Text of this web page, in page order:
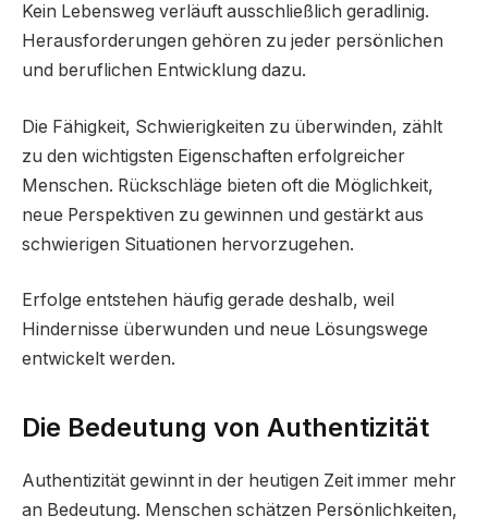
Kein Lebensweg verläuft ausschließlich geradlinig.
Herausforderungen gehören zu jeder persönlichen
und beruflichen Entwicklung dazu.
Die Fähigkeit, Schwierigkeiten zu überwinden, zählt
zu den wichtigsten Eigenschaften erfolgreicher
Menschen. Rückschläge bieten oft die Möglichkeit,
neue Perspektiven zu gewinnen und gestärkt aus
schwierigen Situationen hervorzugehen.
Erfolge entstehen häufig gerade deshalb, weil
Hindernisse überwunden und neue Lösungswege
entwickelt werden.
Die Bedeutung von Authentizität
Authentizität gewinnt in der heutigen Zeit immer mehr
an Bedeutung. Menschen schätzen Persönlichkeiten,